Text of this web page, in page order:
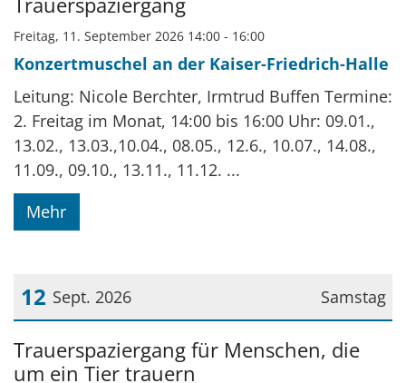
Freitag, 11. September 2026 14:00 - 16:00
Konzertmuschel an der Kaiser-Friedrich-Halle
Leitung: Nicole Berchter, Irmtrud Buffen Termine:
2. Freitag im Monat, 14:00 bis 16:00 Uhr: 09.01.,
13.02., 13.03.,10.04., 08.05., 12.6., 10.07., 14.08.,
11.09., 09.10., 13.11., 11.12. ...
Mehr
Samstag
12 Sept. 2026
Datum: 12. September 2026
Trauerspaziergang für Menschen, die
um ein Tier trauern